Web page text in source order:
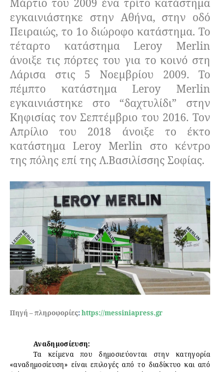
εγκαινιάστηκε στην Αθήνα, στην οδό
Πειραιώς, το 1ο διώροφο κατάστημα. Το
τέταρτο κατάστημα Leroy Merlin
άνοιξε τις πόρτες του για το κοινό στη
Λάρισα στις 5 Νοεμβρίου 2009. Το
πέμπτο κατάστημα Leroy Merlin
εγκαινιάστηκε στο “δαχτυλίδι” στην
Κηφισίας τον Σεπτέμβριο του 2016. Τον
Απρίλιο του 2018 άνοιξε το έκτο
κατάστημα Leroy Merlin στο κέντρο
της πόλης επί της Λ.Βασιλίσσης Σοφίας.
Πηγή – πληροφορίες: https://messiniapress.gr
Αναδημοσίευση:
Τα κείμενα που δημοσιεύονται στην κατηγορία
«αναδημοσίευση» είναι επιλογές από το διαδίκτυο και από